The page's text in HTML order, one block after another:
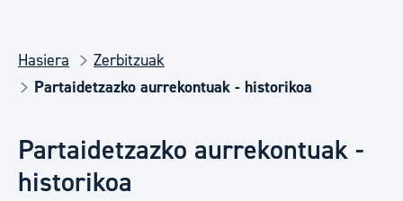
Hasiera
Zerbitzuak
Partaidetzazko aurrekontuak - historikoa
Partaidetzazko aurrekontuak -
historikoa